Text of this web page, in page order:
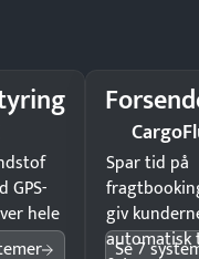
GPS-
hele
Spar tid på
giv
automatisk
Se 7